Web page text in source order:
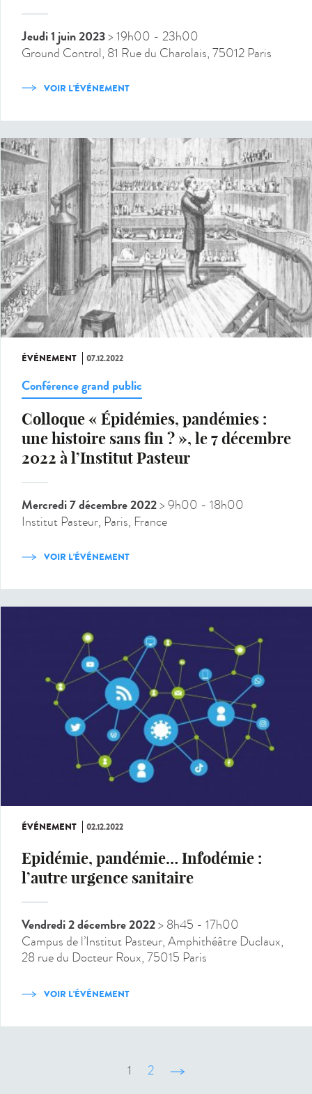
Jeudi 1 juin 2023> 19h00 - 23h00
Ground Control, 81 Rue du Charolais, 75012 Paris
VOIR L'ÉVÉNEMENT
ÉVÉNEMENT 07.12.2022
Conférence grand public
Colloque « Épidémies, pandémies :
une histoire sans fin ? », le 7 décembre
2022 à l’Institut Pasteur
Mercredi 7 décembre 2022> 9h00 - 18h00
Institut Pasteur, Paris, France
VOIR L'ÉVÉNEMENT
ÉVÉNEMENT 02.12.2022
Epidémie, pandémie… Infodémie :
l’autre urgence sanitaire
Vendredi 2 décembre 2022> 8h45 - 17h00
Campus de l’Institut Pasteur, Amphithéâtre Duclaux,
28 rue du Docteur Roux, 75015 Paris
VOIR L'ÉVÉNEMENT
1 2 suivant ›